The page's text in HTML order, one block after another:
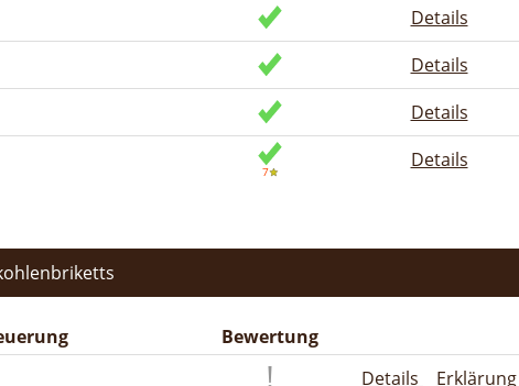
Details
Details
Details
Details
Bewertung
Details Erklärung